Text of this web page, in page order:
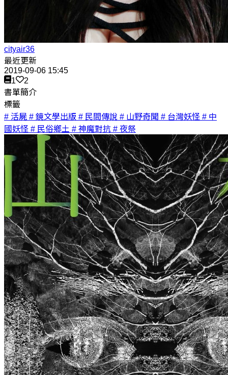
cityair36
最近更新
2019-09-06 15:45
1
2
書單簡介
標籤
# 活屍 # 鏡文學出版 # 民間傳說 # 山野奇聞 # 台灣妖怪 # 中
國妖怪 # 民俗鄉土 # 神魔對抗 # 夜祭